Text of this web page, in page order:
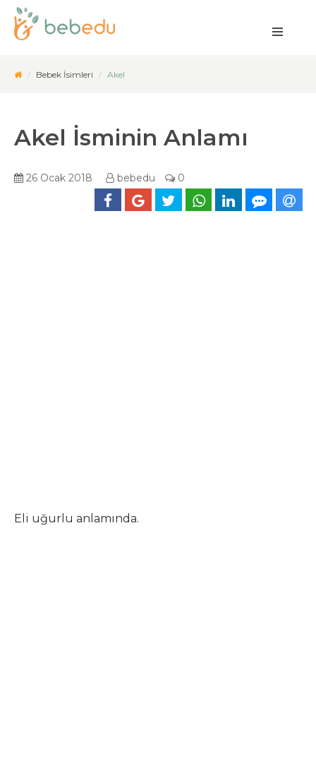
Bebek İsimleri Akel
Akel İsminin Anlamı
26 Ocak 2018 bebedu 0
Eli uğurlu anlamında.